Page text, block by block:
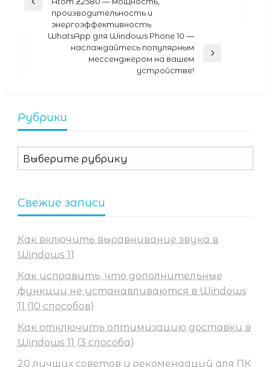
записям
Previous
производительность и
энергоэффективность
WhatsApp для Windows Phone 10 —
наслаждайтесь популярным
мессенджером на вашем
устройстве!
Рубрики
Рубрики
Свежие записи
Как включить выравнивание звука в
Windows 11
Как исправить, что дополнительные
функции не устанавливаются в Windows
11 (10 способов)
Как отключить оптимизацию доставки в
Windows 11 (3 способа)
20 лучших советов и рекомендаций для ПК